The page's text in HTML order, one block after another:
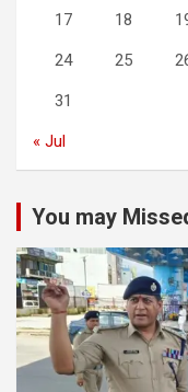
17 18
24 25
31
« Jul
You may